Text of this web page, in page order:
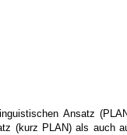
Ansatz
(kurz PLAN) als auch